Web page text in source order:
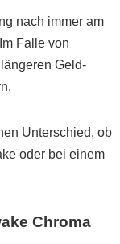
nach immer am
Falle von
Geld-
Unterschied, ob
oder bei einem
Chroma